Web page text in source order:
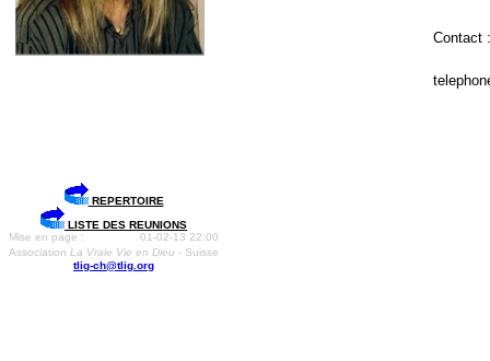
Contact :
REPERTOIRE
LISTE DES REUNIONS
Mise en page :
01-02-13 22:00
Association La Vraie Vie en Dieu - Suisse
tlig-ch@tlig.org